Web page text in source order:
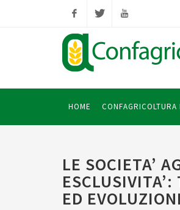
FacebookTwitter YouTube
HOME CONFAGRICOLTURA
LE SOCIETA’
ED